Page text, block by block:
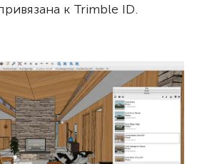
к Trimble ID.